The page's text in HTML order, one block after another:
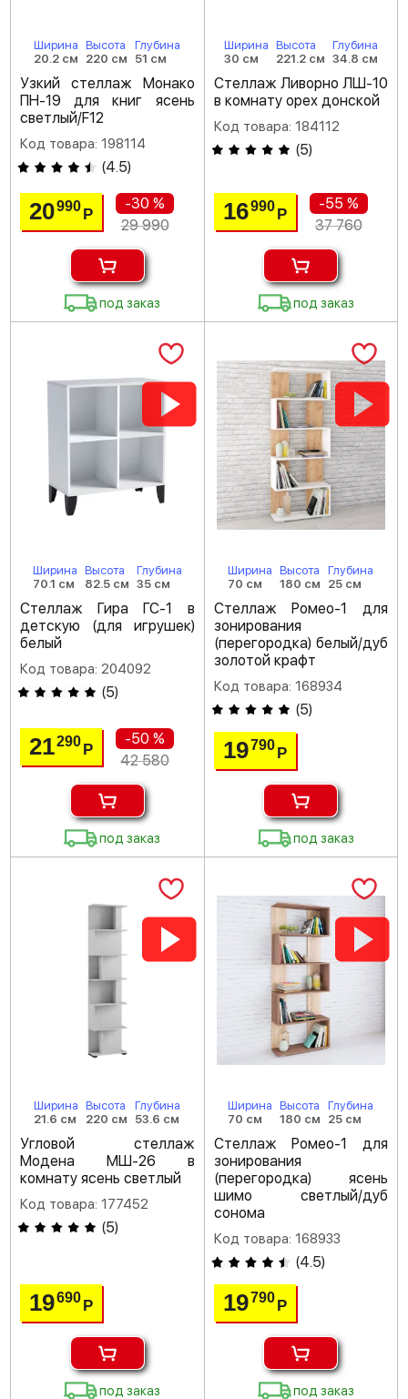
Ширина
20.2 см
Высота
220 см
Глубина
51 см
Узкий стеллаж Монако
ПН-19 для книг ясень
светлый/F12
Код товара: 198114
(4.5)
20990Р
-30 %
29 990
под заказ
Ширина
30 см
Высота
221.2 см
Глубина
34.8 см
Стеллаж Ливорно ЛШ-10
в комнату орех донской
Код товара: 184112
(5)
16990 Р
-55 %
37 760
под заказ
Ширина
70.1 см
Высота
82.5 см
Глубина
35 см
Стеллаж Гира ГС-1 в
детскую (для игрушек)
белый
Код товара: 204092
(5)
21290Р
-50 %
42 580
под заказ
Ширина
70 см
Высота
180 см
Глубина
25 см
Стеллаж Ромео-1 для
зонирования
(перегородка) белый/дуб
золотой крафт
Код товара: 168934
(5)
19790 Р
под заказ
Ширина
21.6 см
Высота
220 см
Глубина
53.6 см
Угловой стеллаж
Модена МШ-26 в
комнату ясень светлый
Код товара: 177452
(5)
19690Р
под заказ
Ширина
70 см
Высота
180 см
Глубина
25 см
Стеллаж Ромео-1 для
зонирования
(перегородка) ясень
шимо светлый/дуб
сонома
Код товара: 168933
(4.5)
19790 Р
под заказ